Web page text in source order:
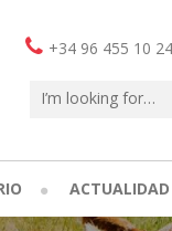
+34 96 455 10 24
ACTUALIDAD